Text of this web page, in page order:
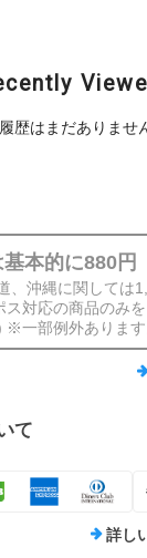
歴はまだありませ
本的に880円
、沖縄に関しては
ス対応の商品のみ
※一部例外あります
て
詳し